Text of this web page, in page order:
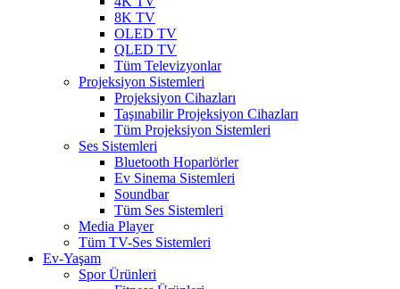
8K TV
OLED TV
QLED TV
Tüm Televizyonlar
Projeksiyon Sistemleri
Projeksiyon Cihazları
Taşınabilir Projeksiyon Cihazları
Tüm Projeksiyon Sistemleri
Ses Sistemleri
Bluetooth Hoparlörler
Ev Sinema Sistemleri
Soundbar
Tüm Ses Sistemleri
Media Player
Tüm TV-Ses Sistemleri
Ev-Yaşam
Spor Ürünleri